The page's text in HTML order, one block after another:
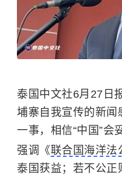
泰国中文社6月27日
埔寨自我宣传的新闻
一事，相信“中国”会
强调《联合国海洋法
泰国获益；若不公正